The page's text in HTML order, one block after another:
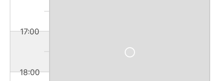
17:00
18:00